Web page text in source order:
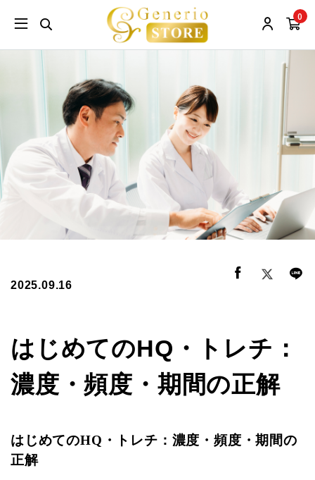
0
2025.09.16
はじめてのHQ・トレチ：
濃度・頻度・期間の正解
はじめてのHQ・トレチ：濃度・頻度・期間の
正解